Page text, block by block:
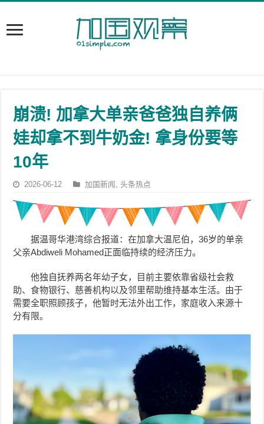
崩溃! 加拿大单亲爸爸独自养俩
娃却拿不到牛奶金! 拿身份要等
10年
2026-06-12 加国新闻 ,头条热点
据温哥华港湾综合报道：在加拿大温尼伯，36岁的单亲
父亲Abdiweli Mohamed正面临持续的经济压力。
他独自抚养两名年幼子女，目前主要依靠省级社会救
助、食物银行、慈善机构以及邻里帮助维持基本生活。由于
需要全职照顾孩子，他暂时无法外出工作，家庭收入来源十
分有限。